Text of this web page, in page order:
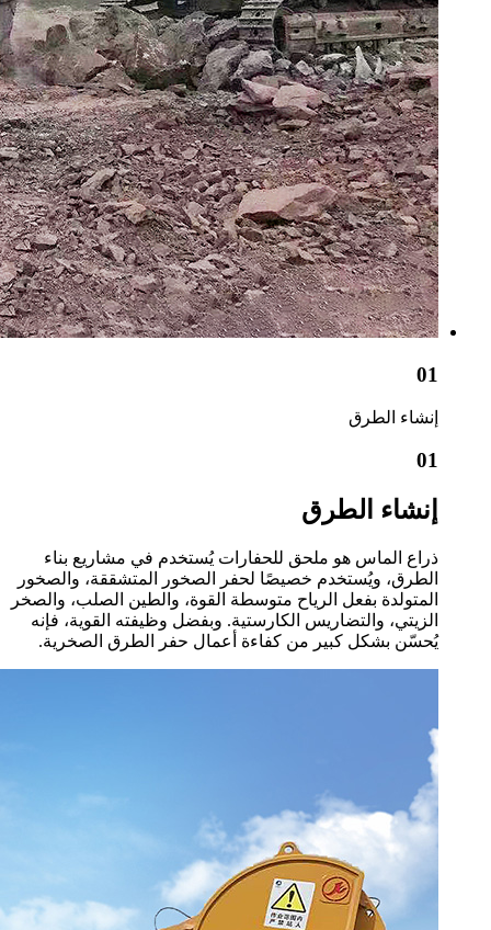
01
إنشاء الطرق
01
إنشاء الطرق
ذراع الماس هو ملحق للحفارات يُستخدم في مشاريع بناء
الطرق، ويُستخدم خصيصًا لحفر الصخور المتشققة، والصخور
المتولدة بفعل الرياح متوسطة القوة، والطين الصلب، والصخر
الزيتي، والتضاريس الكارستية. وبفضل وظيفته القوية، فإنه
يُحسّن بشكل كبير من كفاءة أعمال حفر الطرق الصخرية.